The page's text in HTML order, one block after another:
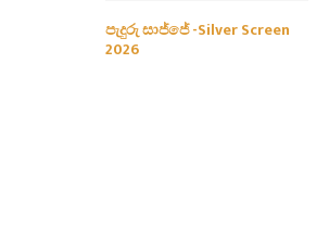
පැදුරු සාජ්ජේ -Silver Screen
2026